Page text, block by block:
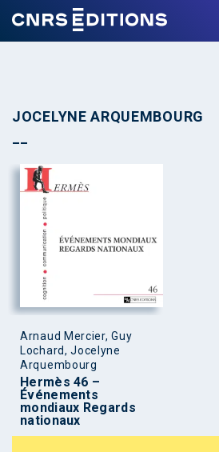
JOCELYNE ARQUEMBOURG
Arnaud Mercier, Guy
Lochard, Jocelyne
Arquembourg
Hermès 46 –
Événements
mondiaux Regards
nationaux